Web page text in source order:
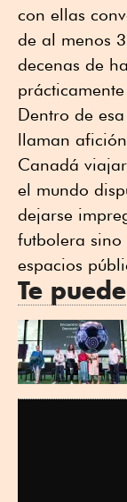
con ellas
de al menos
decenas de
Dentro de
llaman
Canadá
el mundo
dejarse
futbolera
espacios
Te